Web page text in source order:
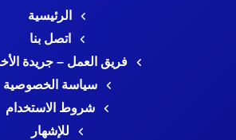
الرئيسية
اتصل بنا
فريق العمل – جريدة
سياسة الخصوصية
شروط الاستخدام
للإشهار